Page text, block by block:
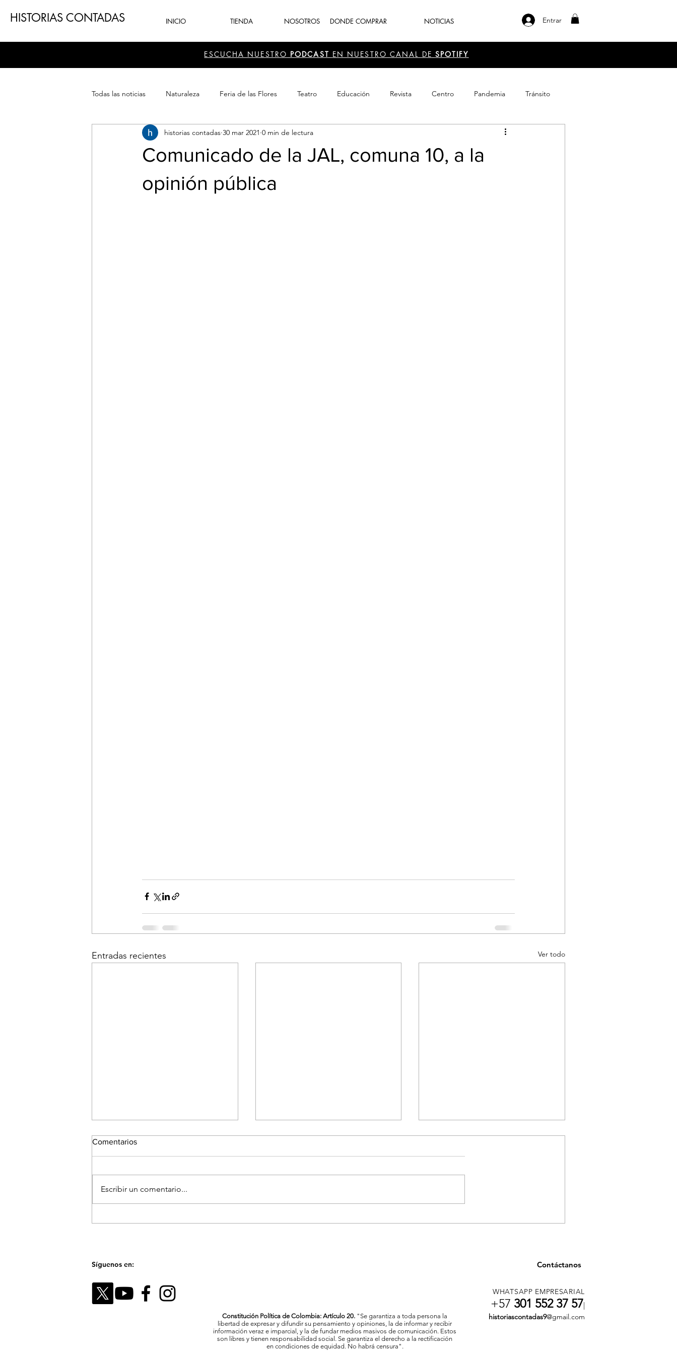
HISTORIAS CONTADAS INICIO TIENDA NOSOTROS DONDE COMPRAR NOTICIAS Entrar
ESCUCHA NUESTRO PODCAST EN NUESTRO CANAL DE SPOTIFY
Todas las noticias Naturaleza Feria de las Flores Teatro Educación Revista Centro Pandemia Tránsito
Patrimonio Sector Cultura Recreación Emprendimiento
Comunicado de la JAL, comuna 10, a la
opinión pública
historias contadas 30 mar 2021 0 min de lectura
Entradas recientes Ver todo
Comentarios
Escribir un comentario...
Síguenos en: Contáctanos
Constitución Política de Colombia: Artículo 20. "Se garantiza a toda persona la
libertad de expresar y difundir su pensamiento y opiniones, la de informar y recibir
información veraz e imparcial, y la de fundar medios masivos de comunicación. Estos
son libres y tienen responsabilidad social. Se garantiza el derecho a la rectificación
en condiciones de equidad. No habrá censura".
WHATSAPP EMPRESARIAL
+57 301 552 37 57|
historiascontadas9@gmail.com